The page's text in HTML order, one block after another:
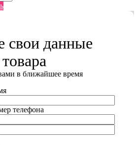
свои данные
в ближайшее время
телефона